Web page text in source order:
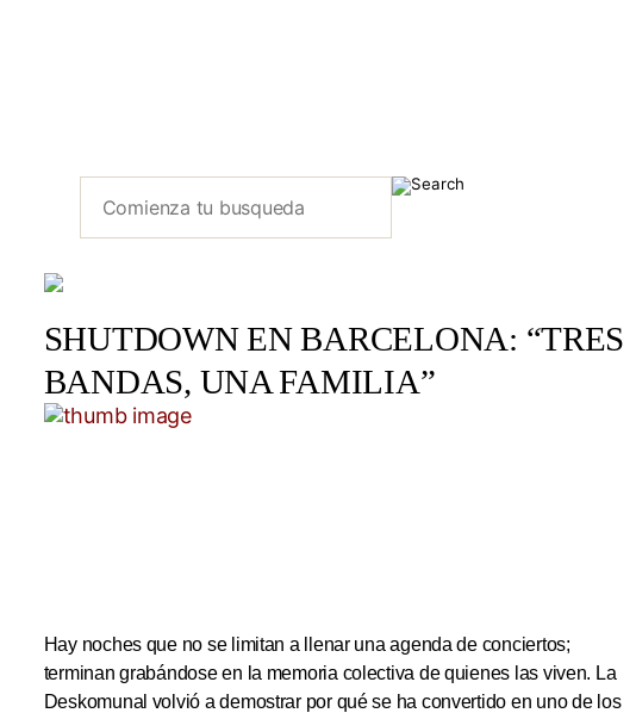
SHUTDOWN EN BARCELONA: “TRES
BANDAS, UNA FAMILIA”
Hay noches que no se limitan a llenar una agenda de conciertos;
terminan grabándose en la memoria colectiva de quienes las viven. La
Deskomunal volvió a demostrar por qué se ha convertido en uno de los